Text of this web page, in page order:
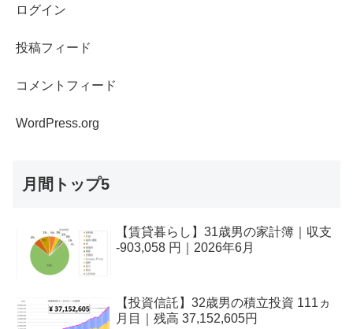
ログイン
投稿フィード
コメントフィード
WordPress.org
月間トップ5
【賃貸暮らし】31歳男の家計簿｜収支
-903,058 円｜2026年6月
【投資信託】32歳男の積立投資 111ヵ
月目｜残高 37,152,605円